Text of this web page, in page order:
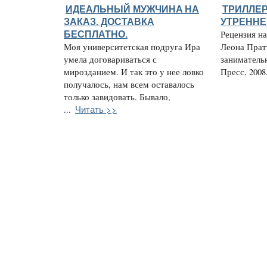
ИДЕАЛЬНЫЙ МУЖЧИНA НА
ЗАКАЗ. ДОСТАВКА
БЕСПЛАТНО.
Моя университетская подруга Ира
умела договариваться с
мирозданием. И так это у нее ловко
получалось, нам всем оставалось
только завидовать. Бывало,
... Читать >>
Рецензия
Леона
Пресс,